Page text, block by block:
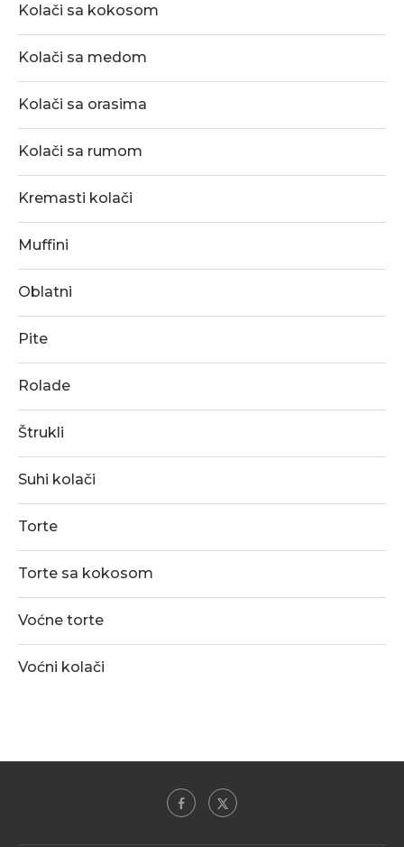
Kolači sa kokosom
Kolači sa medom
Kolači sa orasima
Kolači sa rumom
Kremasti kolači
Muffini
Oblatni
Pite
Rolade
Štrukli
Suhi kolači
Torte
Torte sa kokosom
Voćne torte
Voćni kolači